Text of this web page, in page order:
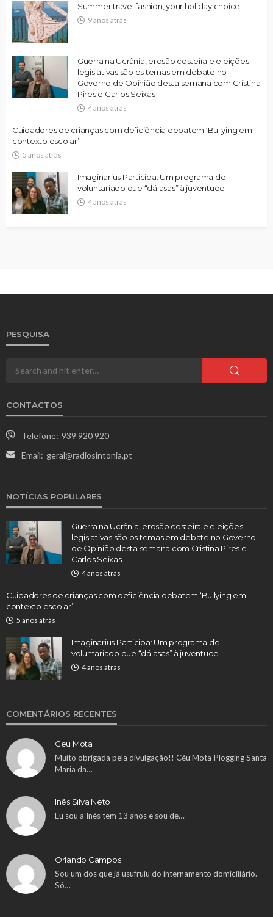
Summer travel fashion, your holiday choice
9 anos atrás
Guerra na Ucrânia, erosão costeira e eleições
legislativas são os temas em debate no
Governo de Opinião desta semana com Cristina
Pires e Carlos Seixas
4 anos atrás
Cuidadores de crianças com deficiência debatem ‘Bullying em
contexto escolar’
5 anos atrás
Imaginarius Participa: Um programa de
voluntariado que “dá asas” à juventude
4 anos atrás
PESQUISA
CONTACTOS
Telefone: 939 920 920
Email: geral@radiosintonia.pt
NOTÍCIAS POPULARES
Guerra na Ucrânia, erosão costeira e eleições
legislativas são os temas em debate no Governo
de Opinião desta semana com Cristina Pires e
Carlos Seixas
4 anos atrás
Cuidadores de crianças com deficiência debatem ‘Bullying em
contexto escolar’
5 anos atrás
Imaginarius Participa: Um programa de
voluntariado que “dá asas” à juventude
4 anos atrás
COMENTÁRIOS RECENTES
Ceu Mota
Muito obrigada pela divulgação!! Céu Mota Plogging Santa
Maria da…
Inês Silva Neto
Eu sou a Inês tem 13 anos e sou de…
Orlando Campos
Sou um dos que já usufruiu do internamento domiciliário.
Só…